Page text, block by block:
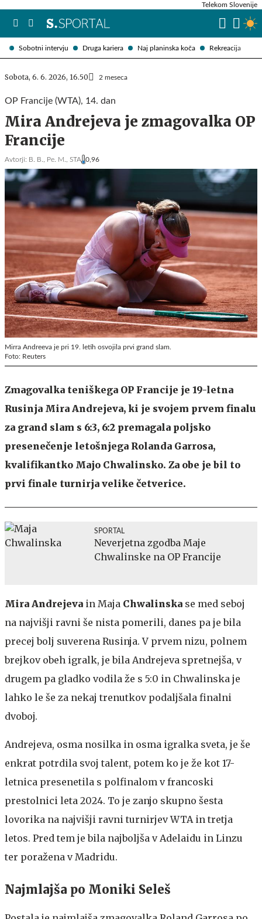
Sobotni intervju Druga kariera Naj planinska koča Rekreacija
Telekom Slovenije
Sobota, 6. 6. 2026, 16.50 2 meseca
OP Francije (WTA), 14. dan
Mira Andrejeva je zmagovalka OP
Francije
Avtorji: B. B., Pe. M., STA 0,96
Mirra Andreeva je pri 19. letih osvojila prvi grand slam.
Foto: Reuters
Zmagovalka teniškega OP Francije je 19-letna
Rusinja Mira Andrejeva, ki je svojem prvem finalu
za grand slam s 6:3, 6:2 premagala poljsko
presenečenje letošnjega Rolanda Garrosa,
kvalifikantko Majo Chwalinsko. Za obe je bil to
prvi finale turnirja velike četverice.
SPORTAL
Neverjetna zgodba Maje
Chwalinske na OP Francije
Mira Andrejeva in Maja Chwalinska se med seboj
na najvišji ravni še nista pomerili, danes pa je bila
precej bolj suverena Rusinja. V prvem nizu, polnem
brejkov obeh igralk, je bila Andrejeva spretnejša, v
drugem pa gladko vodila že s 5:0 in Chwalinska je
lahko le še za nekaj trenutkov podaljšala finalni
dvoboj.
Andrejeva, osma nosilka in osma igralka sveta, je še
enkrat potrdila svoj talent, potem ko je že kot 17-
letnica presenetila s polfinalom v francoski
prestolnici leta 2024. To je zanjo skupno šesta
lovorika na najvišji ravni turnirjev WTA in tretja
letos. Pred tem je bila najboljša v Adelaidu in Linzu
ter poražena v Madridu.
Najmlajša po Moniki Seleš